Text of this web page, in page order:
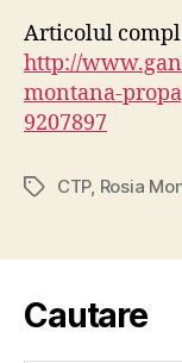
Articolul
http://
montana-
9207897
TagsCTP, Rosia
Cautare